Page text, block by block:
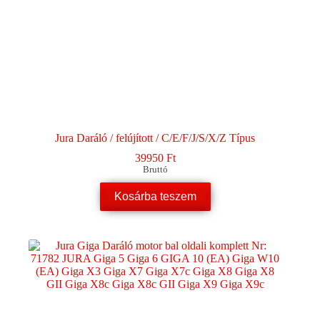
Jura Daráló / felújított / C/E/F/J/S/X/Z Típus
39950 Ft
Bruttó
Kosárba teszem